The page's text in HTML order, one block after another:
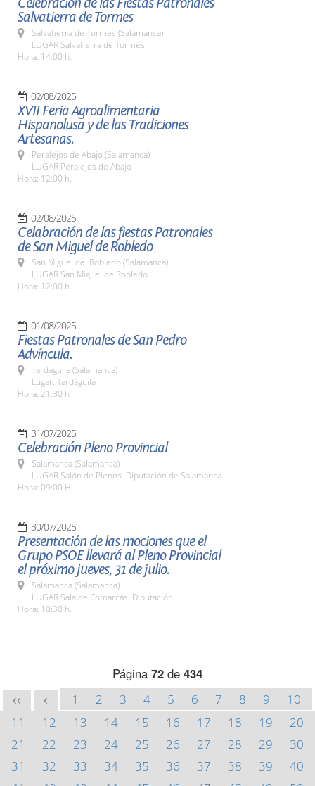
Salvatierra de Tormes
Salvatierra de Tormes (Salamanca)
LUGAR Salvatierra de Tormes
Hora: 14:00 h.
02/08/2025
XVII Feria Agroalimentaria
Hispanolusa y de las Tradiciones
Artesanas.
Peralejos de Abajo (Salamanca)
LUGAR Peralejos de Abajo
Hora: 12:00 h.
02/08/2025
Celabración de las fiestas Patronales
de San Miguel de Robledo
San Miguel del Robledo (Salamanca)
LUGAR San Miguel de Robledo
Hora: 12:00 h.
01/08/2025
Fiestas Patronales de San Pedro
Advíncula.
Tardáguila (Salamanca)
Lugar: Tardáguila
Hora: 21:30 h
31/07/2025
Celebración Pleno Provincial
Salamanca (Salamanca)
LUGAR Salón de Plenos. Diputación de Salamanca
Hora: 09:00 H
30/07/2025
Presentación de las mociones que el
Grupo PSOE llevará al Pleno Provincial
el próximo jueves, 31 de julio.
Salamanca (Salamanca)
LUGAR Sala de Comarcas. Diputación
Hora: 10:30 h.
Página 72 de 434
<< < 1 2 3 4 5 6 7 8 9
10
11
12 13 14 15 16 17 18 19
20
21
22 23 24 25 26 27 28 29
30
31
32 33 34 35 36 37 38 39
40